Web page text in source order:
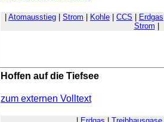
Atomausstieg Strom Kohle CCS Erdgas
Strom
Hoffen auf die Tiefsee
zum externen Volltext